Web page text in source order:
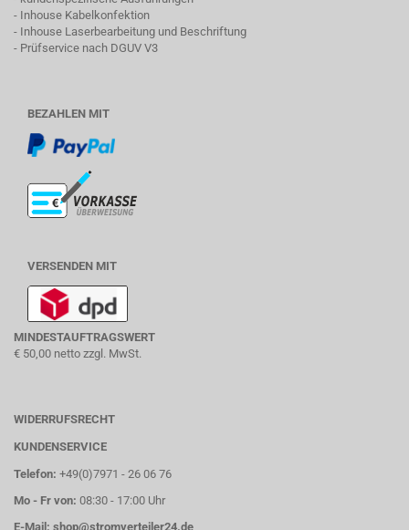
- Inhouse Kabelkonfektion
- Inhouse Laserbearbeitung und Beschriftung
- Prüfservice nach DGUV V3
BEZAHLEN MIT
VERSENDEN MIT
MINDESTAUFTRAGSWERT
€ 50,00 netto zzgl. MwSt.
WIDERRUFSRECHT
KUNDENSERVICE
Telefon: +49(0)7971 - 26 06 76
Mo - Fr von: 08:30 - 17:00 Uhr
E-Mail: shop@stromverteiler24.de